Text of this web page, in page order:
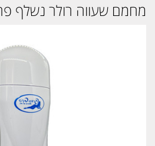
מחמם שעווה רולר נשלף פראנס